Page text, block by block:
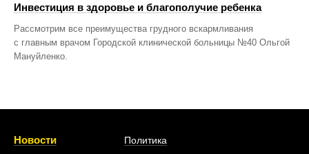
Инвестиция в здоровье и благополучие ребенка
Рассмотрим все преимущества грудного вскармливания
с главным врачом Городской клинической больницы №40 Ольгой
Мануйленко.
Новости
Политика